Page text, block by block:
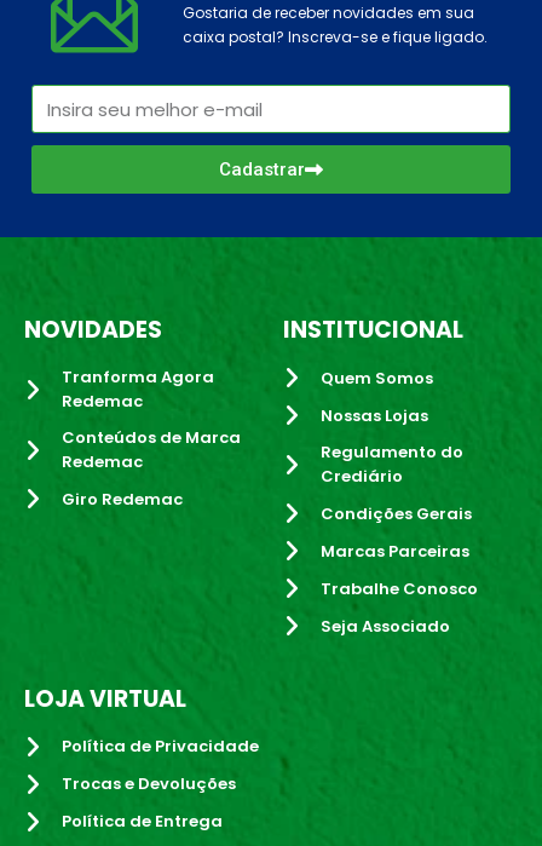
Gostaria de receber novidades em sua
caixa postal? Inscreva-se e fique ligado.
Cadastrar
NOVIDADES
Tranforma Agora
Redemac
Conteúdos de Marca
Redemac
Giro Redemac
INSTITUCIONAL
Quem Somos
Nossas Lojas
Regulamento do
Crediário
Condições Gerais
Marcas Parceiras
Trabalhe Conosco
Seja Associado
LOJA VIRTUAL
Política de Privacidade
Trocas e Devoluções
Política de Entrega